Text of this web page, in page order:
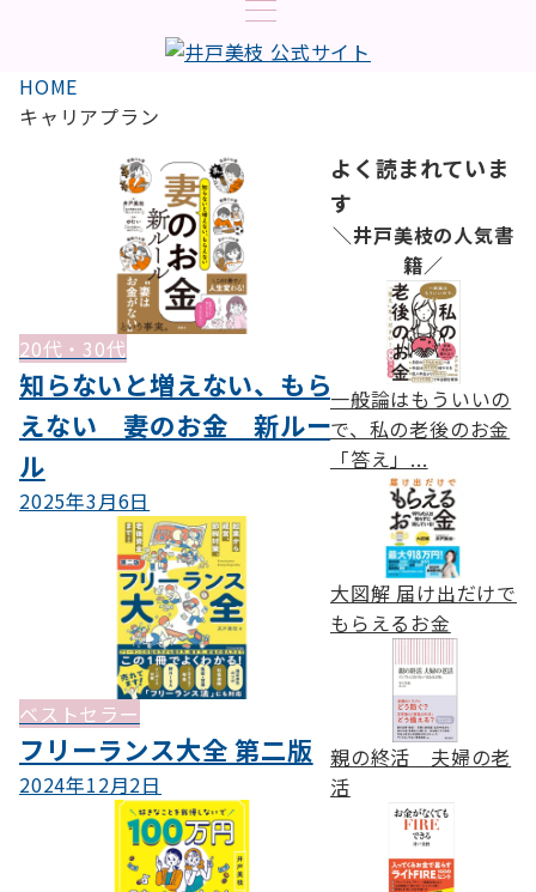
HOME
キャリアプラン
20代・30代
知らないと増えない、もら
えない 妻のお金 新ルー
ル
2025年3月6日
ベストセラー
フリーランス大全 第二版
2024年12月2日
よく読まれていま
す
＼井戸美枝の人気書
籍／
一般論はもういいの
で、私の老後のお金
「答え」...
大図解 届け出だけで
もらえるお金
親の終活 夫婦の老
活